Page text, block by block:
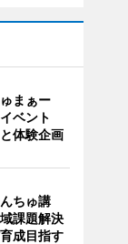
まぁー
ベント
体験企画
ちゅ講
課題解決
成目指す